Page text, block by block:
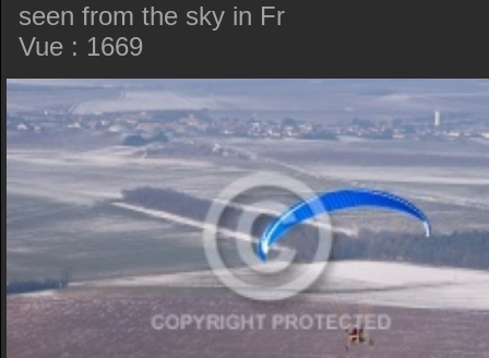
seen from the sky in Fr
Vue : 1669